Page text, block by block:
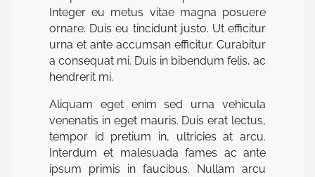
Integer eu metus vitae magna posuere
ornare. Duis eu tincidunt justo. Ut efficitur
urna et ante accumsan efficitur. Curabitur
a consequat mi. Duis in bibendum felis, ac
hendrerit mi.
Aliquam eget enim sed urna vehicula
venenatis in eget mauris. Duis erat lectus,
tempor id pretium in, ultricies at arcu.
Interdum et malesuada fames ac ante
ipsum primis in faucibus. Nullam arcu